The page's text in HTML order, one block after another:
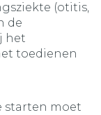
(otitis,
de
het
toedienen
starten moet